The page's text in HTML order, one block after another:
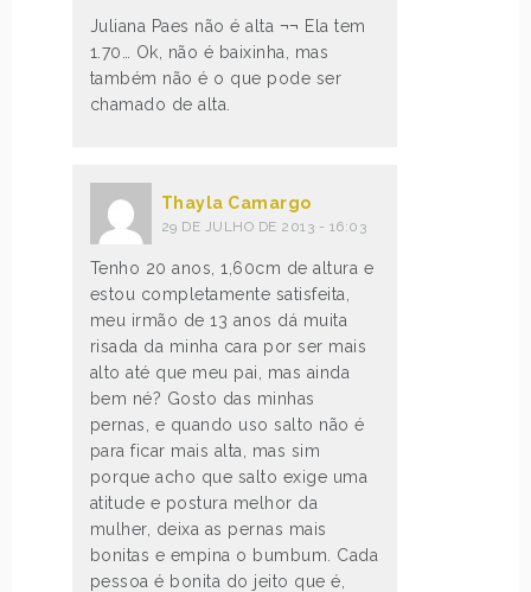
Juliana Paes não é alta ¬¬ Ela tem
1.70… Ok, não é baixinha, mas
também não é o que pode ser
chamado de alta.
Thayla Camargo
29 DE JULHO DE 2013 - 16:03
Tenho 20 anos, 1,60cm de altura e
estou completamente satisfeita,
meu irmão de 13 anos dá muita
risada da minha cara por ser mais
alto até que meu pai, mas ainda
bem né? Gosto das minhas
pernas, e quando uso salto não é
para ficar mais alta, mas sim
porque acho que salto exige uma
atitude e postura melhor da
mulher, deixa as pernas mais
bonitas e empina o bumbum. Cada
pessoa é bonita do jeito que é,